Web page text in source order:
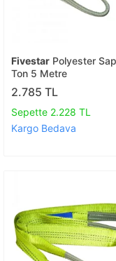
Fivestar Polyester
Ton 5 Metre
2.785 TL
Sepette 2.228 TL
Kargo Bedava